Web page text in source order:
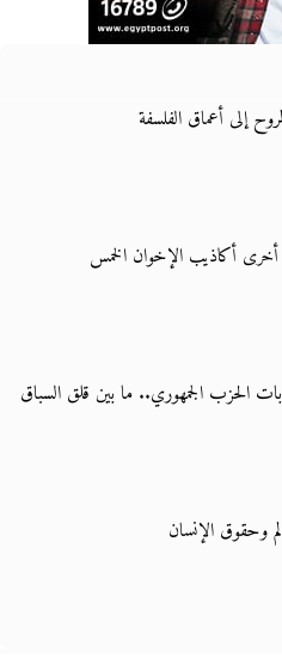
إلى أعماق الفلسفة
أكاذيب الإخوان الخمس
الحزب الجمهوري.. ما بين قلق السباق
وحقوق الإنسان